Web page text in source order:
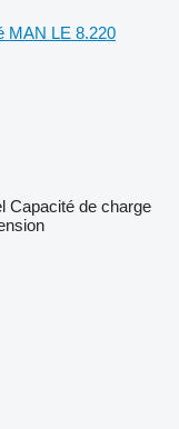
MAN LE 8.220
Capacité de charge